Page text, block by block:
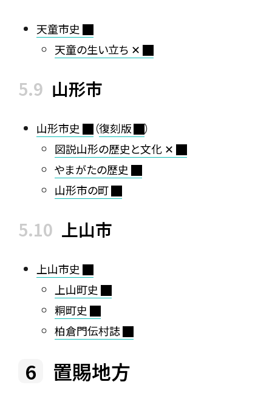
天童市史
天童の生い立ち ✕
山形市
山形市史 （復刻版
）
図説山形の歴史と文化 ✕
やまがたの歴史
山形市の町
上山市
上山市史
上山町史
粡町史
柏倉門伝村誌
置賜地方